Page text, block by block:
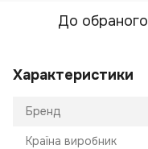
До обраного
Характеристики
Бренд
Країна виробник